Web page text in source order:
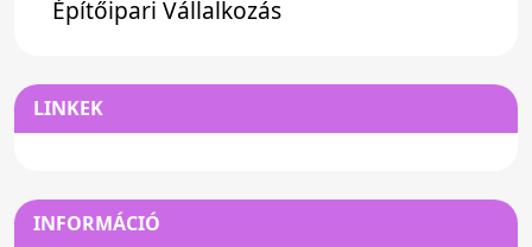
Építőipari Vállalkozás
LINKEK
INFORMÁCIÓ